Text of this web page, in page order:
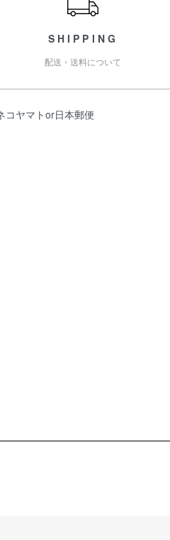
SHIPPING
配送・送料について
コヤマトor日本郵便